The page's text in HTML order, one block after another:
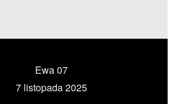
Ewa 07
7 listopada 2025
SIĘ ZE MNĄ →